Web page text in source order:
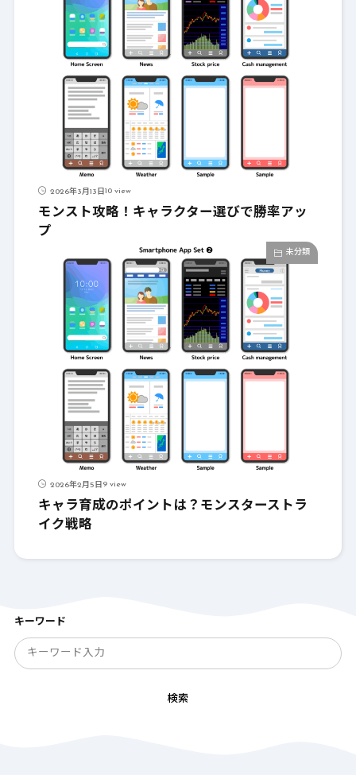
2026年3月13日10 view
モンスト攻略！キャラクター選びで勝率アッ
プ
未分類
2026年2月5日 9 view
キャラ育成のポイントは？モンスターストラ
イク戦略
キーワード
検索